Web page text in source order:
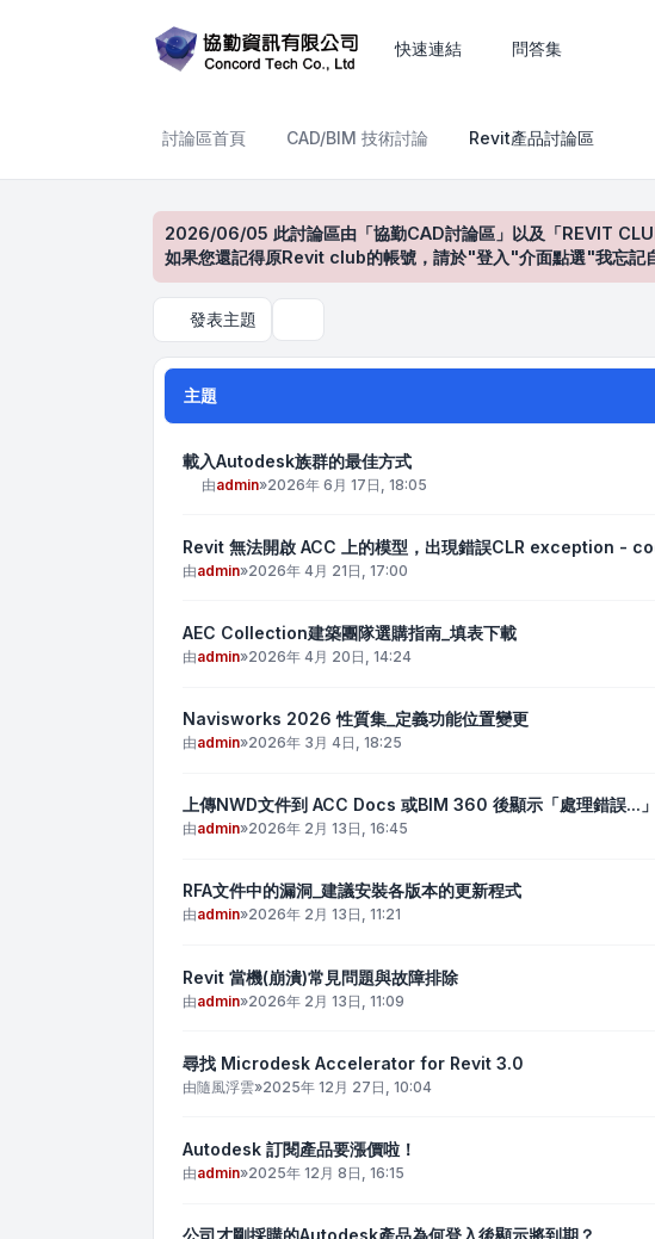
快速連結 問答集
討論區首頁 CAD/BIM 技術討論 Revit產品討論區
2026/06/05 此討論區由「協勤CAD討論區」以及「REVIT
如果您還記得原Revit club的帳號，請於"登入"介面點選"我忘記
發表主題
主題
載入Autodesk族群的最佳方式
由admin»2026年 6月 17日, 18:05
Revit 無法開啟 ACC 上的模型，出現錯誤CLR exception -
由admin»2026年 4月 21日, 17:00
AEC Collection建築團隊選購指南_填表下載
由admin»2026年 4月 20日, 14:24
Navisworks 2026 性質集_定義功能位置變更
由admin»2026年 3月 4日, 18:25
上傳NWD文件到 ACC Docs 或BIM 360 後顯示「處理錯誤...」
由admin»2026年 2月 13日, 16:45
RFA文件中的漏洞_建議安裝各版本的更新程式
由admin»2026年 2月 13日, 11:21
Revit 當機(崩潰)常見問題與故障排除
由admin»2026年 2月 13日, 11:09
尋找 Microdesk Accelerator for Revit 3.0
由隨風浮雲»2025年 12月 27日, 10:04
Autodesk 訂閱產品要漲價啦！
由admin»2025年 12月 8日, 16:15